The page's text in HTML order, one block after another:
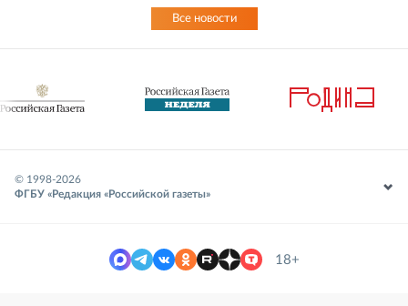
Все новости
© 1998-2026
ФГБУ «Редакция «Российской газеты»
18+